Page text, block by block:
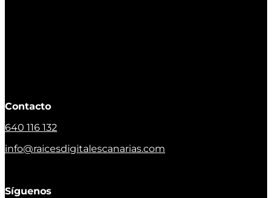
Contacto
640 116 132
info@raicesdigitalescanarias.com
Síguenos